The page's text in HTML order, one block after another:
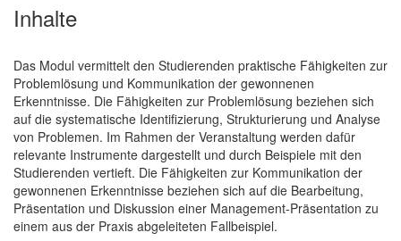
Inhalte
Das Modul vermittelt den Studierenden praktische Fähigkeiten zur
Problemlösung und Kommunikation der gewonnenen
Erkenntnisse. Die Fähigkeiten zur Problemlösung beziehen sich
auf die systematische Identifizierung, Strukturierung und Analyse
von Problemen. Im Rahmen der Veranstaltung werden dafür
relevante Instrumente dargestellt und durch Beispiele mit den
Studierenden vertieft. Die Fähigkeiten zur Kommunikation der
gewonnenen Erkenntnisse beziehen sich auf die Bearbeitung,
Präsentation und Diskussion einer Management-Präsentation zu
einem aus der Praxis abgeleiteten Fallbeispiel.